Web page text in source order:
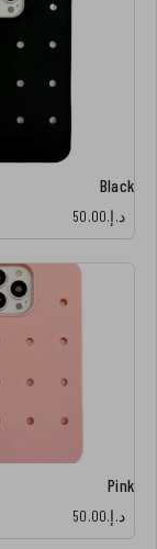
Black
د.إ.‏50.00
Pink
د.إ.‏50.00